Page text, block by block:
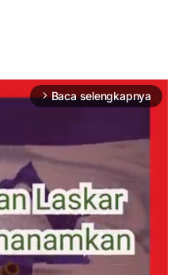
arrow_forward_ios Baca selengkapnya